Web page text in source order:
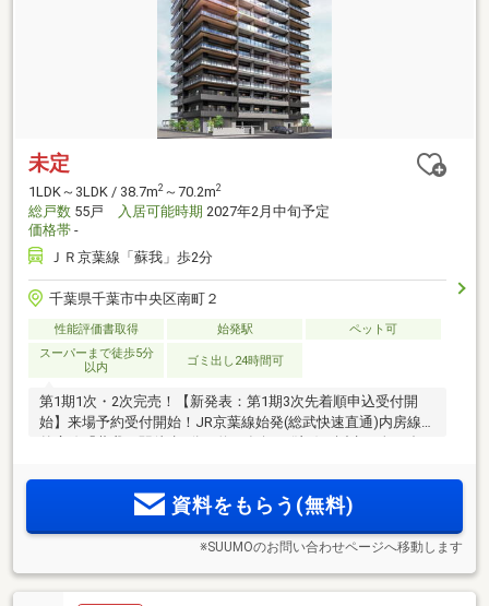
未定
1LDK～3LDK / 38.7m2 ～70.2m2
総戸数 55戸 入居可能時期 2027年2月中旬予定
価格帯 -
ＪＲ京葉線「蘇我」歩2分
千葉県千葉市中央区南町２
性能評価書取得 始発駅
ペット可
スーパーまで徒歩5分
以内
ゴミ出し24時間可
第1期1次・2次完売！【新発表：第1期3次先着順申込受付開
始】来場予約受付開始！JR京葉線始発(総武快速直通)内房線・
(注2)のZEH-M認定レジデンス、豊富な収納と先進設備を標準
資料をもらう(無料)
※SUUMOのお問い合わせページへ移動します